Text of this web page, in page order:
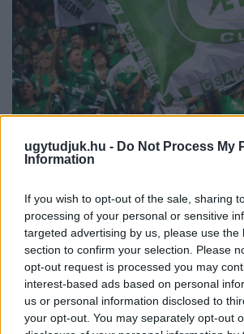
ugytudjuk.hu - Do Not Process My
Information
If you wish to opt-out of the sale, sharing
processing of your personal or sensitive
targeted advertising by us, please use the
section to confirm your selection. Please
opt-out request is processed you may
interest-based ads based on personal
us or personal information disclosed to
your opt-out. You may separately opt-out
ENERGIATAKARÉKOSSÁG:
A GYŐRI AUDI ETO KC PÉNTEKI
MÉRKŐZÉSE
Az energiaellátás tehermentesítése
előrébb hozták a Brest Bretagne Handball
kezdését.